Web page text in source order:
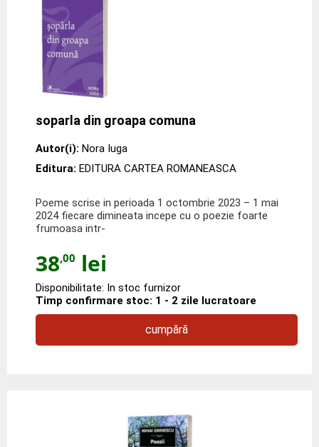
soparla din groapa comuna
Autor(i): Nora Iuga
Editura: EDITURA CARTEA ROMANEASCA
Poeme scrise in perioada 1 octombrie 2023 – 1 mai
2024 fiecare dimineata incepe cu o poezie foarte
frumoasa intr-
38,00 lei
Disponibilitate: In stoc furnizor
Timp confirmare stoc: 1 - 2 zile lucratoare
cumpără